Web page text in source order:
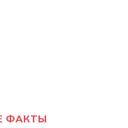
ФАКТЫ